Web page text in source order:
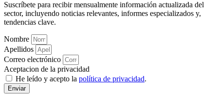
Suscríbete para recibir mensualmente información actualizada del
sector, incluyendo noticias relevantes, informes especializados y,
tendencias clave.
Nombre
Apellidos
Correo electrónico
Aceptacion de la privacidad
He leído y acepto la política de privacidad.
Enviar